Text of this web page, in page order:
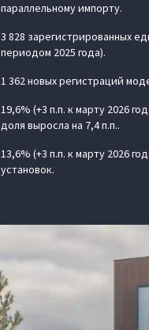
параллельному импорту.
3 828 зарегистрированных
периодом 2025 года).
1 362 новых регистраций
19,6% (+3 п.п. к марту 2026
доля выросла на 7,4 п.п..
13,6% (+3 п.п. к марту 2026
установок.